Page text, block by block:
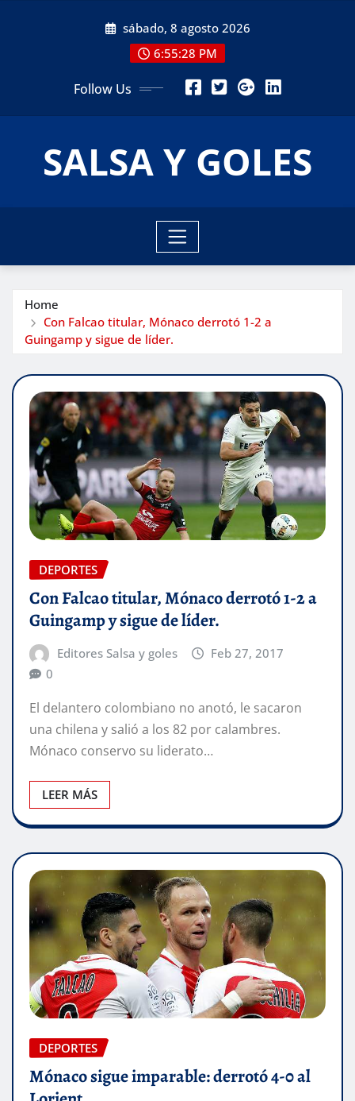
sábado, 8 agosto 2026
6:55:29 PM
Follow Us
SALSA Y GOLES
Home
Con Falcao titular, Mónaco derrotó 1-2 a
Guingamp y sigue de líder.
DEPORTES
Con Falcao titular, Mónaco derrotó 1-2 a
Guingamp y sigue de líder.
Editores Salsa y goles
Feb 27, 2017
0
El delantero colombiano no anotó, le sacaron
una chilena y salió a los 82 por calambres.
Mónaco conservo su liderato…
LEER MÁS
DEPORTES
Mónaco sigue imparable: derrotó 4-0 al